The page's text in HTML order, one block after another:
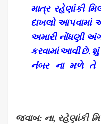
માત્ર રહેણાંકી
દાખલો આપવામાં
અમારી નોંધણી
કરવામાં આવી છે.
નંબર ના મળે તે
જવાબ: ના,રહેણાંકી